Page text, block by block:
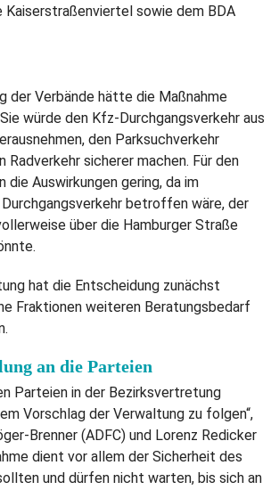
Kaiserstraßenviertel sowie dem BDA
der Verbände hätte die Maßnahme
würde den Kfz-Durchgangsverkehr aus
den Parksuchverkehr
Radverkehr sicherer machen. Für den
die Auswirkungen gering, da im
betroffen wäre, der
über die Hamburger Straße
hat die Entscheidung zunächst
Fraktionen weiteren Beratungsbedarf
an die Parteien
Parteien in der Bezirksvertretung
Vorschlag der Verwaltung zu folgen“,
Brenner (ADFC) und Lorenz Redicker
dient vor allem der Sicherheit des
und dürfen nicht warten, bis sich an